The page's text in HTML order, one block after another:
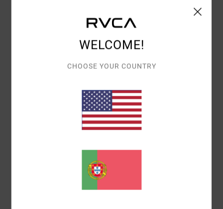
Parte de baixo com cobertura reduzida Preto Mulher
Código de Cor
[Tecido principal] 80% Nylon Reciclado 20%
WELCOME!
CHOOSE YOUR COUNTRY